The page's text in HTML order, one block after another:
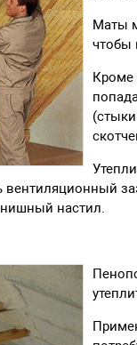
Маты
чтобы
Кроме
настил.